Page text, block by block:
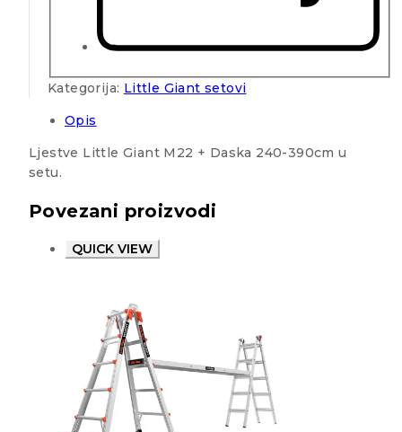
Kategorija: Little Giant setovi
Opis
Ljestve Little Giant M22 + Daska 240-390cm u
setu.
Povezani proizvodi
QUICK VIEW